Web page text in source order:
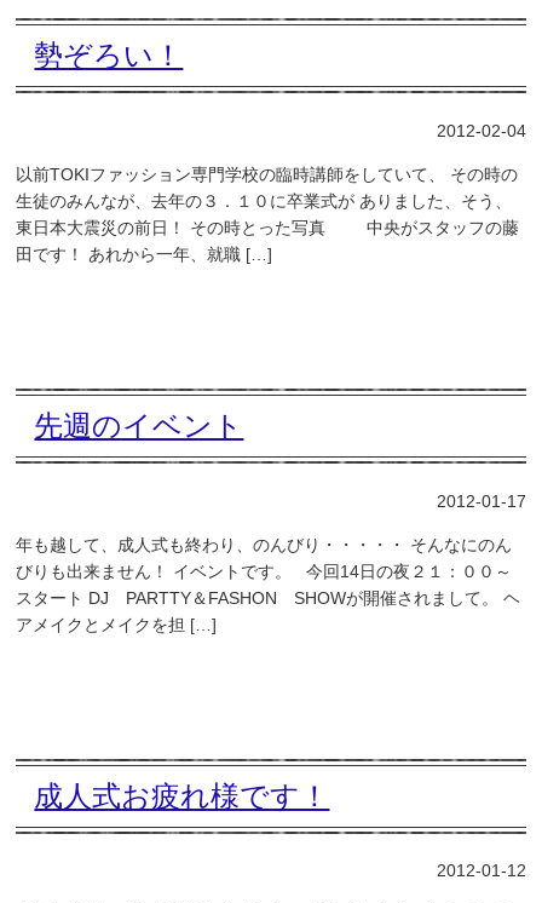
勢ぞろい！
2012-02-04
以前TOKIファッション専門学校の臨時講師をしていて、 その時の
生徒のみんなが、去年の３．１０に卒業式が ありました、そう、
東日本大震災の前日！ その時とった写真 中央がスタッフの藤
田です！ あれから一年、就職 […]
先週のイベント
2012-01-17
年も越して、成人式も終わり、のんびり・・・・・ そんなにのん
びりも出来ません！ イベントです。 今回14日の夜２１：００～
スタート DJ PARTTY＆FASHON SHOWが開催されまして。 ヘ
アメイクとメイクを担 […]
成人式お疲れ様です！
2012-01-12